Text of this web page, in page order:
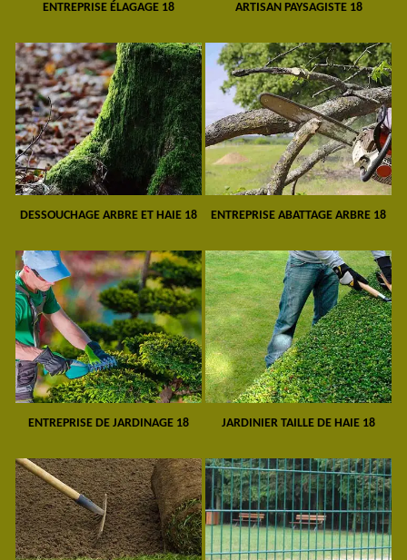
ENTREPRISE ÉLAGAGE 18 ARTISAN PAYSAGISTE 18
DESSOUCHAGE ARBRE ET HAIE 18 ENTREPRISE ABATTAGE ARBRE 18
ENTREPRISE DE JARDINAGE 18 JARDINIER TAILLE DE HAIE 18